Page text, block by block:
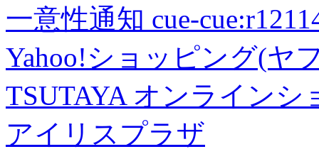
一意性通知 cue-
Yahoo!ショッピング(ヤ
TSUTAYA オンラインシ
アイリスプラザ